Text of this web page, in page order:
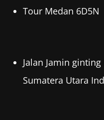
Tour Medan 6D5N
Jalan Jamin
Sumatera Utara